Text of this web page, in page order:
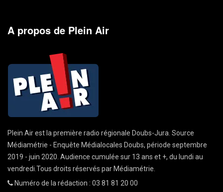
A propos de Plein Air
Plein Air est la première radio régionale Doubs-Jura. Source
Médiamétrie - Enquête Médialocales Doubs, période septembre
2019 - juin 2020. Audience cumulée sur 13 ans et +, du lundi au
vendredi.Tous droits réservés par Médiamétrie.
Numéro de la rédaction : 03 81 81 20 00